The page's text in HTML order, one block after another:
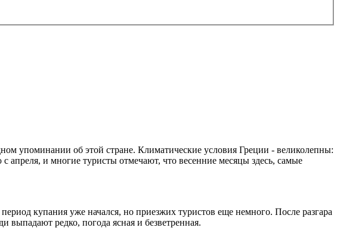
упоминании об этой стране. Климатические условия Греции - великолепны:
апреля, и многие туристы отмечают, что весенние месяцы здесь, самые
купания уже начался, но приезжих туристов еще немного. После разгара
выпадают редко, погода ясная и безветренная.